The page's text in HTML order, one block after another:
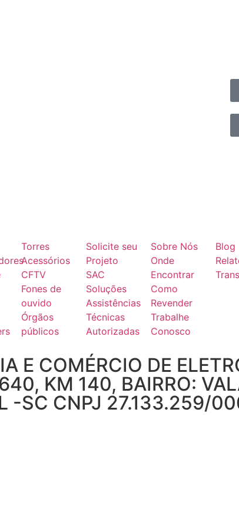
Torres
Acessórios
CFTV
Fones de
ouvido
Órgãos
públicos
Solicite seu
Projeto
SAC
Soluções
Assistências
Técnicas
Autorizadas
Sobre Nós
Onde
Encontrar
Como
Revender
Trabalhe
Conosco
Blog
E COMÉRCIO DE
KM 140, BAIRRO:
-SC CNPJ 27.133.259/